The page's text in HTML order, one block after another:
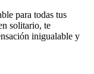
para todas tus
solitario, te
inigualable y